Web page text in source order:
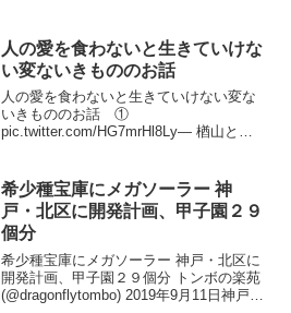
人の愛を食わないと生きていけな
い変ないきもののお話
人の愛を食わないと生きていけない変な
いきもののお話 ①
pic.twitter.com/HG7mrHl8Ly— 楢山とお
pic.twitter.com/...
希少種宝庫にメガソーラー 神
戸・北区に開発計画、甲子園２９
個分
希少種宝庫にメガソーラー 神戸・北区に
開発計画、甲子園２９個分 トンボの楽苑
(@dragonflytombo) 2019年9月11日神戸市